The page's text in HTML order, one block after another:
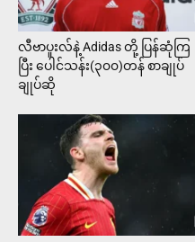
လီဗာပူးလ်နဲ့ Adidas တို့ ပြန်ဆုံကြ
ပြီး ပေါင်သန်း(၃၀၀)တန် စာချုပ်
ချုပ်ဆို